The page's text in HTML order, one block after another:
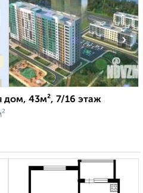
›
дом, 43м², 7/16 этаж